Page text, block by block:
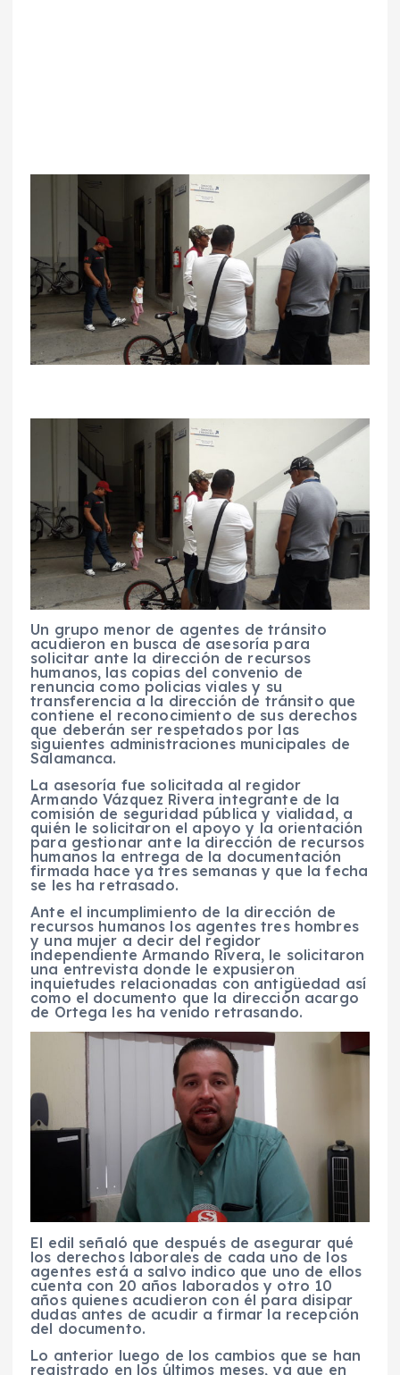
Un grupo menor de agentes de tránsito
acudieron en busca de asesoría para
solicitar ante la dirección de recursos
humanos, las copias del convenio de
renuncia como policias viales y su
transferencia a la dirección de tránsito que
contiene el reconocimiento de sus derechos
que deberán ser respetados por las
siguientes administraciones municipales de
Salamanca.
La asesoría fue solicitada al regidor
Armando Vázquez Rivera integrante de la
comisión de seguridad pública y vialidad, a
quién le solicitaron el apoyo y la orientación
para gestionar ante la dirección de recursos
humanos la entrega de la documentación
firmada hace ya tres semanas y que la fecha
se les ha retrasado.
Ante el incumplimiento de la dirección de
recursos humanos los agentes tres hombres
y una mujer a decir del regidor
independiente Armando Rivera, le solicitaron
una entrevista donde le expusieron
inquietudes relacionadas con antigüedad así
como el documento que la dirección acargo
de Ortega les ha venido retrasando.
El edil señaló que después de asegurar qué
los derechos laborales de cada uno de los
agentes está a salvo indico que uno de ellos
cuenta con 20 años laborados y otro 10
años quienes acudieron con él para disipar
dudas antes de acudir a firmar la recepción
del documento.
Lo anterior luego de los cambios que se han
registrado en los últimos meses, ya que en